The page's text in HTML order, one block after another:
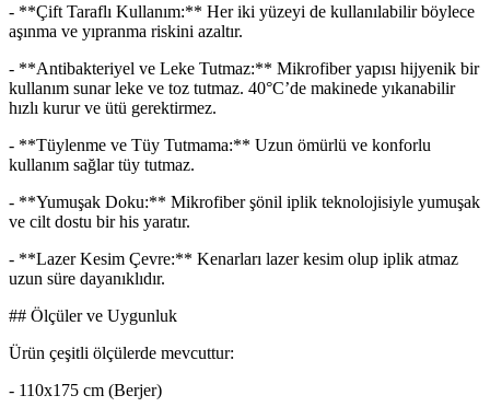
- **Çift Taraflı Kullanım:** Her iki yüzeyi de kullanılabilir böylece
aşınma ve yıpranma riskini azaltır.
- **Antibakteriyel ve Leke Tutmaz:** Mikrofiber yapısı hijyenik bir
kullanım sunar leke ve toz tutmaz. 40°C’de makinede yıkanabilir
hızlı kurur ve ütü gerektirmez.
- **Tüylenme ve Tüy Tutmama:** Uzun ömürlü ve konforlu
kullanım sağlar tüy tutmaz.
- **Yumuşak Doku:** Mikrofiber şönil iplik teknolojisiyle yumuşak
ve cilt dostu bir his yaratır.
- **Lazer Kesim Çevre:** Kenarları lazer kesim olup iplik atmaz
uzun süre dayanıklıdır.
## Ölçüler ve Uygunluk
Ürün çeşitli ölçülerde mevcuttur:
- 110x175 cm (Berjer)